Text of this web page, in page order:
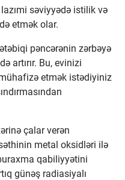
səviyyədə istilik və
etmək olar.
pəncərənin zərbəyə
artırır. Bu, evinizi
etmək istədiyiniz
çalar verən
metal oksidləri ilə
qabiliyyətini
günəş radiasiyalı